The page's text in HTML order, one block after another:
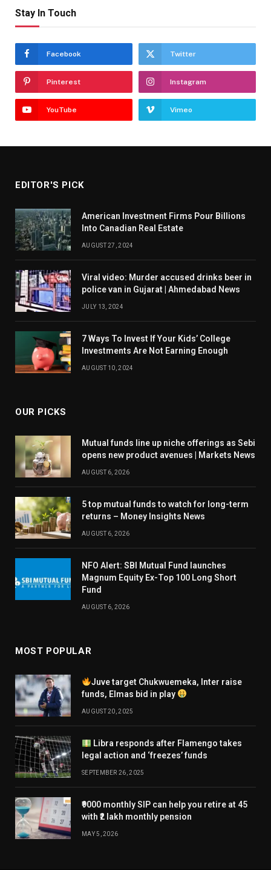
Stay In Touch
Facebook Twitter
Pinterest Instagram
YouTube Vimeo
EDITOR'S PICK
American Investment Firms Pour Billions
Into Canadian Real Estate
AUGUST 27, 2024
Viral video: Murder accused drinks beer in
police van in Gujarat | Ahmedabad News
JULY 13, 2024
7 Ways To Invest If Your Kids’ College
Investments Are Not Earning Enough
AUGUST 10, 2024
OUR PICKS
Mutual funds line up niche offerings as Sebi
opens new product avenues | Markets News
AUGUST 6, 2026
5 top mutual funds to watch for long-term
returns – Money Insights News
AUGUST 6, 2026
NFO Alert: SBI Mutual Fund launches
Magnum Equity Ex-Top 100 Long Short
Fund
AUGUST 6, 2026
MOST POPULAR
Juve target Chukwuemeka, Inter raise
funds, Elmas bid in play
AUGUST 20, 2025
Libra responds after Flamengo takes
legal action and ‘freezes’ funds
SEPTEMBER 26, 2025
₹9000 monthly SIP can help you retire at 45
with ₹2 lakh monthly pension
MAY 5, 2026